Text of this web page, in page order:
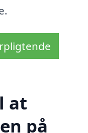
at
på